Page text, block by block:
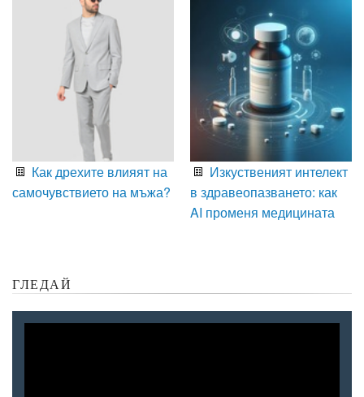
Как дрехите влияят на
самочувствието на мъжа?
Изкуственият интелект
в здравеопазването: как
AI променя медицината
ГЛЕДАЙ